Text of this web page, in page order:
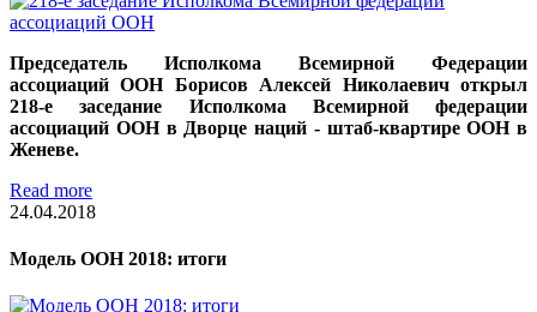
Председатель Исполкома Всемирной Федерации
ассоциаций ООН Борисов Алексей Николаевич открыл
218-е заседание Исполкома Всемирной федерации
ассоциаций ООН в Дворце наций - штаб-квартире ООН в
Женеве.
Read more
24.04.2018
Модель ООН 2018: итоги